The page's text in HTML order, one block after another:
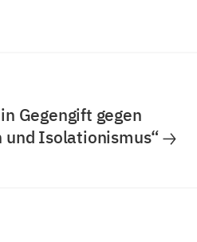
Gegengift gegen
Isolationismus“